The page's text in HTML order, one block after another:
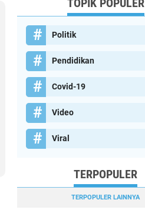
Politik
Pendidikan
Covid-19
Video
Viral
TERPOPULER
TERPOPULER LAINNYA